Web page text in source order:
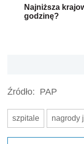
Najniższa
godzinę?
Źródło: PAP
szpitale nagrody